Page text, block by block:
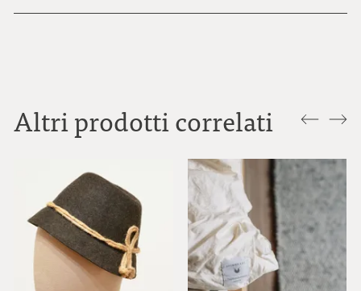
Altri prodotti correlati